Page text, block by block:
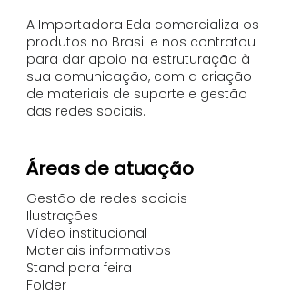
A Importadora Eda comercializa os
produtos no Brasil e nos contratou
para dar apoio na estruturação à
sua comunicação, com a criação
de materiais de suporte e gestão
das redes sociais.
Áreas de atuação
Gestão de redes sociais
Ilustrações
​Vídeo institucional
Materiais informativos
Stand para feira
Folder